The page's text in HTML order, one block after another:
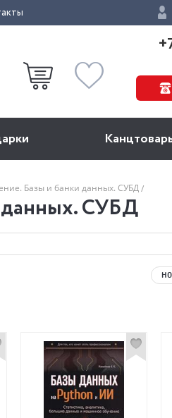
Базы и банки данных. СУБД
данных. СУБД